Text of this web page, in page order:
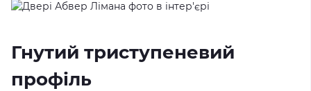
Гнутий триступеневий
профіль